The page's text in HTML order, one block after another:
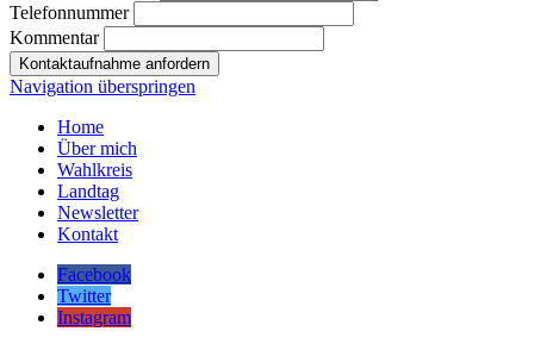
Telefonnummer
Kommentar
Kontaktaufnahme anfordern
Navigation überspringen
Home
Über mich
Wahlkreis
Landtag
Newsletter
Kontakt
Facebook
Twitter
Instagram